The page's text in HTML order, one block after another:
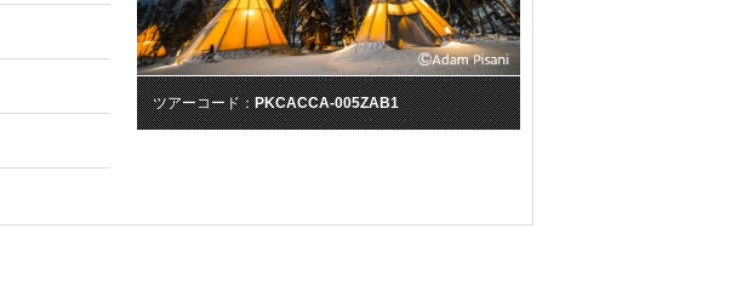
ツアーコード：PKCACCA-005ZAB1